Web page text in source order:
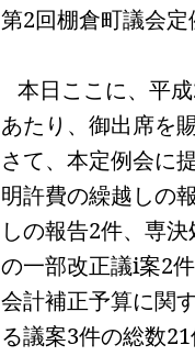
第2回棚倉町議会
本日ここに、平成
あたり、御出席を
さて、本定例会に
明許費の繰越しの
しの報告2件、専
の一部改正議i案2
会計補正予算に関
る議案3件の総数21